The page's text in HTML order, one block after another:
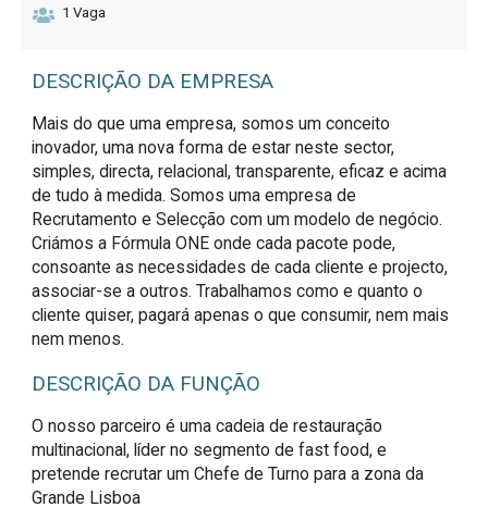
1 Vaga
DESCRIÇÃO DA EMPRESA
Mais do que uma empresa, somos um conceito
inovador, uma nova forma de estar neste sector,
simples, directa, relacional, transparente, eficaz e acima
de tudo à medida. Somos uma empresa de
Recrutamento e Selecção com um modelo de negócio.
Criámos a Fórmula ONE onde cada pacote pode,
consoante as necessidades de cada cliente e projecto,
associar-se a outros. Trabalhamos como e quanto o
cliente quiser, pagará apenas o que consumir, nem mais
nem menos.
DESCRIÇÃO DA FUNÇÃO
O nosso parceiro é uma cadeia de restauração
multinacional, líder no segmento de fast food, e
pretende recrutar um Chefe de Turno para a zona da
Grande Lisboa